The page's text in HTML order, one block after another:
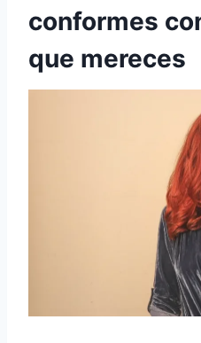
conformes
que mereces